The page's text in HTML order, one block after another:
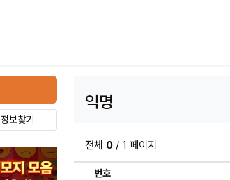
익명
전체 0 / 1 페이지
번호
정보찾기